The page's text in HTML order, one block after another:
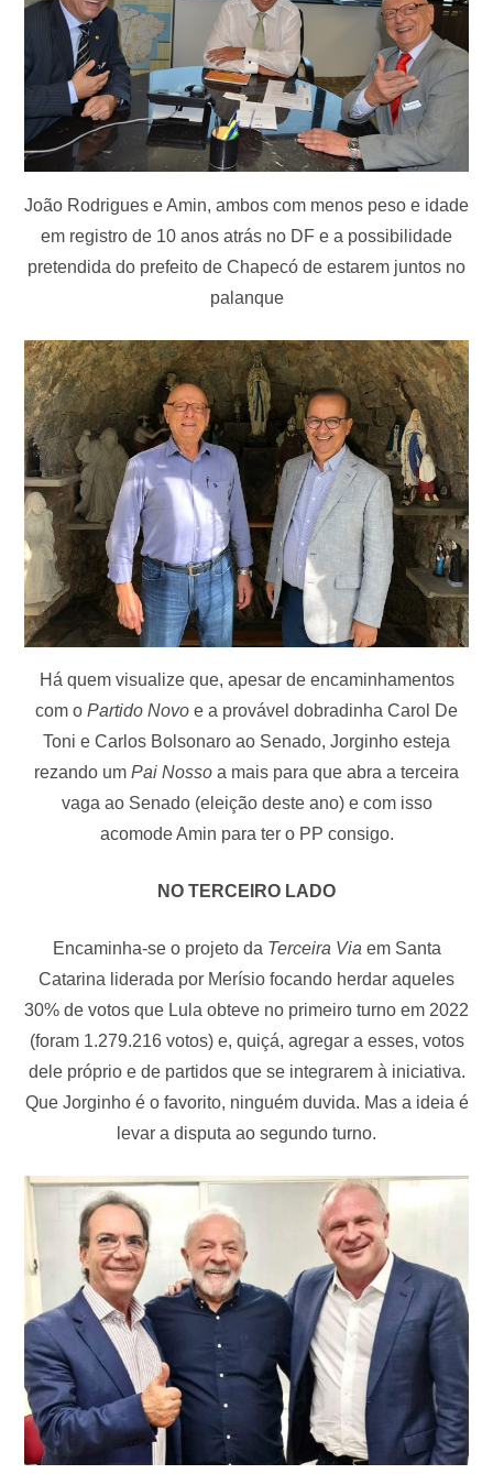
João Rodrigues e Amin, ambos com menos peso e idade
em registro de 10 anos atrás no DF e a possibilidade
pretendida do prefeito de Chapecó de estarem juntos no
palanque
Há quem visualize que, apesar de encaminhamentos
com o Partido Novo e a provável dobradinha Carol De
Toni e Carlos Bolsonaro ao Senado, Jorginho esteja
rezando um Pai Nosso a mais para que abra a terceira
vaga ao Senado (eleição deste ano) e com isso
acomode Amin para ter o PP consigo.
NO TERCEIRO LADO
Encaminha-se o projeto da Terceira Via em Santa
Catarina liderada por Merísio focando herdar aqueles
30% de votos que Lula obteve no primeiro turno em 2022
(foram 1.279.216 votos) e, quiçá, agregar a esses, votos
dele próprio e de partidos que se integrarem à iniciativa.
Que Jorginho é o favorito, ninguém duvida. Mas a ideia é
levar a disputa ao segundo turno.